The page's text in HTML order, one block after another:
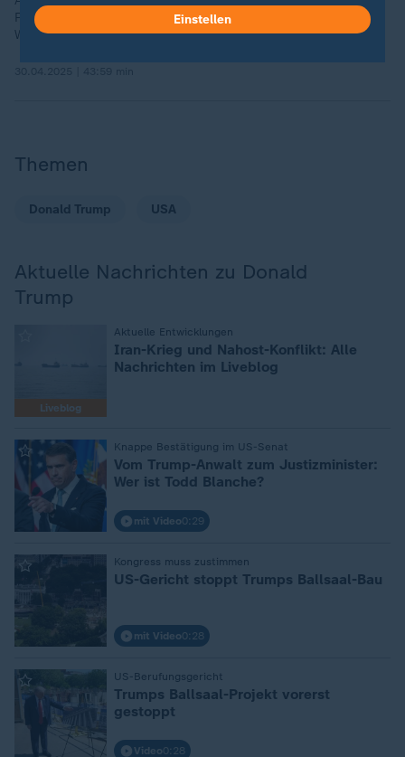
Präsident an Wirtschafts- und Sozialpolitik und der aktuellen
Weltordnung vor?
Themen
Donald Trump USA
Aktuelle Nachrichten zu Donald
Trump
Liveblog
Aktuelle Entwicklungen
Iran-Krieg und Nahost-Konflikt: Alle
Nachrichten im Liveblog
Knappe Bestätigung im US-Senat
:
Vom Trump-Anwalt zum Justizminister:
Wer ist Todd Blanche?
mit Video0:29
Kongress muss zustimmen
: US-Gericht stoppt Trumps Ballsaal-Bau
mit Video0:28
US-Berufungsgericht
:
Trumps Ballsaal-Projekt vorerst
gestoppt
Video0:28
Einstellen